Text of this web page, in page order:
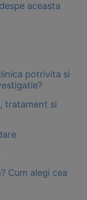
aceasta
potrivita si
tratament si
Cum alegi cea